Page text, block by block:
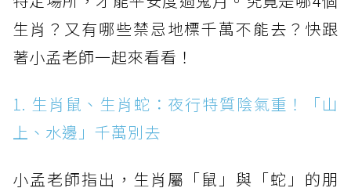
生肖？又有哪些禁忌地標千萬不能去？快跟
著小孟老師一起來看看！
1. 生肖鼠、生肖蛇：夜行特質陰氣重！「山
上、水邊」千萬別去
小孟老師指出，生肖屬「鼠」與「蛇」的朋